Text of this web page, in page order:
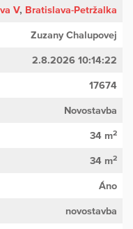
V, Bratislava-Petržalka
Zuzany Chalupovej
2.8.2026 10:14:22
17674
Novostavba
34 m2
34 m2
Áno
novostavba